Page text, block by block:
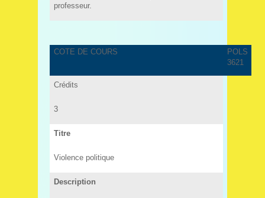
professeur.
COTE DE COURS
POLS
3621
Crédits
3
Titre
Violence politique
Description